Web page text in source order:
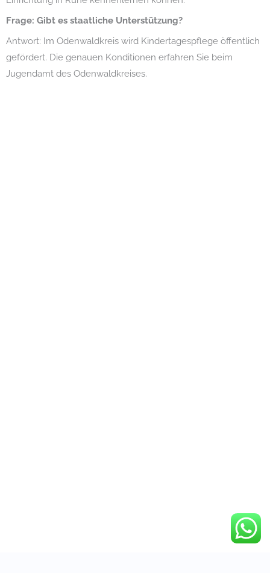
Frage: Gibt es staatliche Unterstützung?
Antwort: Im Odenwaldkreis wird Kindertagespflege öffentlich
gefördert. Die genauen Konditionen erfahren Sie beim
Jugendamt des Odenwaldkreises.